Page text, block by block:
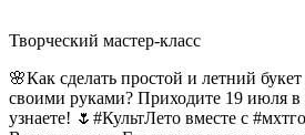
Творческий мастер-класс
🌸Как сделать простой и летний
своими руками? Приходите 19 июля в
узнаете! 🌷#КультЛето вместе с